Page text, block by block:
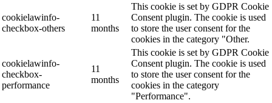
cookielawinfo-
checkbox-others
11
months
This cookie is set by GDPR Cookie
Consent plugin. The cookie is used
to store the user consent for the
cookies in the category "Other.
cookielawinfo-
checkbox-
performance
11
months
This cookie is set by GDPR Cookie
Consent plugin. The cookie is used
to store the user consent for the
cookies in the category
"Performance".